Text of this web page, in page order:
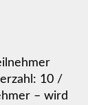
10 /
– wird